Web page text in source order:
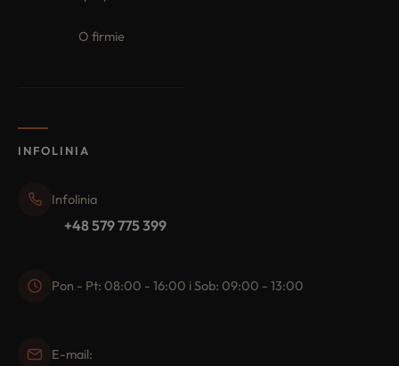
O firmie
INFOLINIA
Infolinia
+48 579 775 399
Pon - Pt: 08:00 - 16:00 i Sob: 09:00 - 13:00
E-mail: